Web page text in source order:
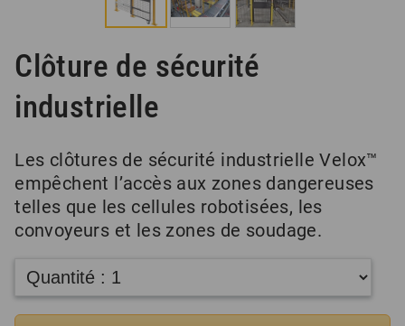
Clôture de sécurité
industrielle
Les clôtures de sécurité industrielle Velox™
empêchent l’accès aux zones dangereuses
telles que les cellules robotisées, les
convoyeurs et les zones de soudage.